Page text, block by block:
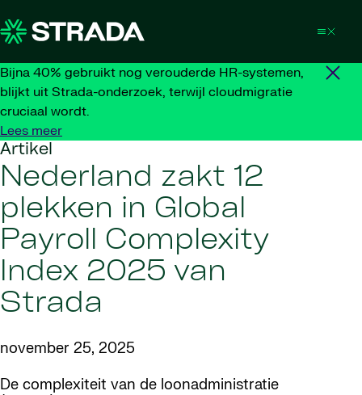
Bijna 40% gebruikt nog verouderde HR-systemen,
blijkt uit Strada-onderzoek, terwijl cloudmigratie
cruciaal wordt.
Lees meer
Artikel
Nederland zakt 12
plekken in Global
Payroll Complexity
Index 2025 van
Strada
november 25, 2025
De complexiteit van de loonadministratie